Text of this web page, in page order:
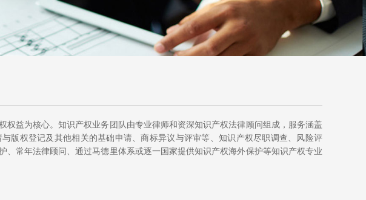
益为核心。知识产权业务团队由专业律师和资深知识产权法律顾问组成，服务涵盖
版权登记及其他相关的基础申请、商标异议与评审等、知识产权尽职调查、风险评
常年法律顾问、通过马德里体系或逐一国家提供知识产权海外保护等知识产权专业